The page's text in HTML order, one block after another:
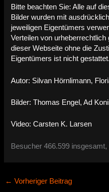
Bitte beachten Sie: Alle auf
Bilder wurden mit
jeweiligen Eigentümers
Verteilen von
dieser Webseite ohne die
Eigentümers ist nicht gestattet.
Autor: Silvan Hörnlimann,
Bilder: Thomas Engel, Ad
Video: Carsten K. Larsen
Besucher 466.599
← Vorheriger Beitrag